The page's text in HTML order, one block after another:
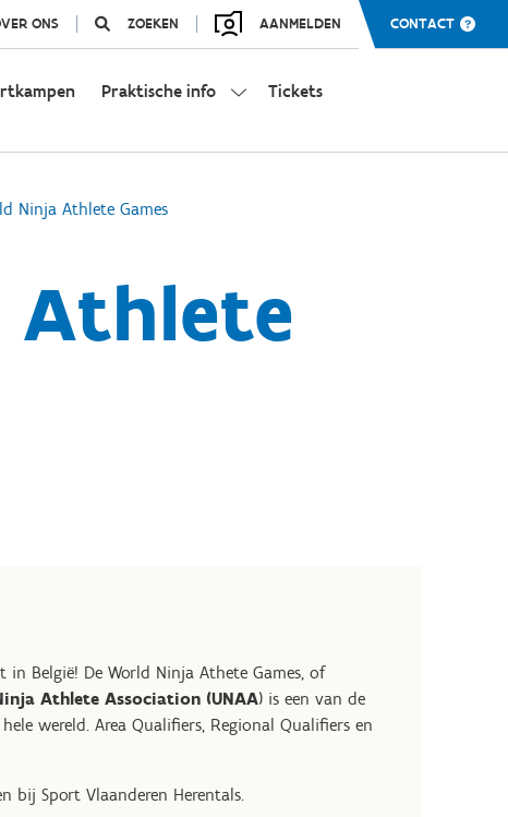
ONS ZOEKEN AANMELDEN CONTACT
Praktische info Tickets
Ninja Athlete Games
Athlete
België! De World Ninja Athete Games, of
Athlete Association (UNAA) is een van de
wereld. Area Qualifiers, Regional Qualifiers en
bij Sport Vlaanderen Herentals.